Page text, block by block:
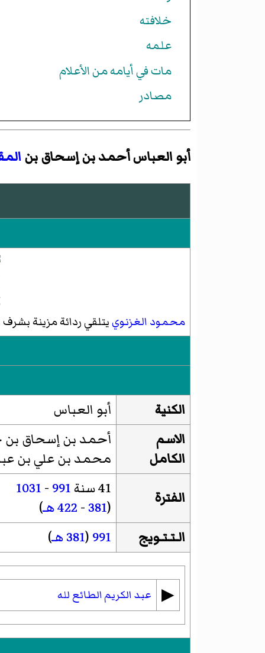
خلافته
علمه
مات في أيامه من الأعلام
مصادر
أبو العباس أحمد بن إسحاق بن
محمود الغزنوييتلقي ردائة مزينة بشرف
الكنية
أبو العباس
الاسم
الكامل
أحمد بن إسحاق
محمد بن علي بن
الفترة
41 سنة 991
-
1031
(
381
- 422 هـ
)
الـتـتـويج
991
(381 هـ )
▶︎ عبد الكريم الطائع لله